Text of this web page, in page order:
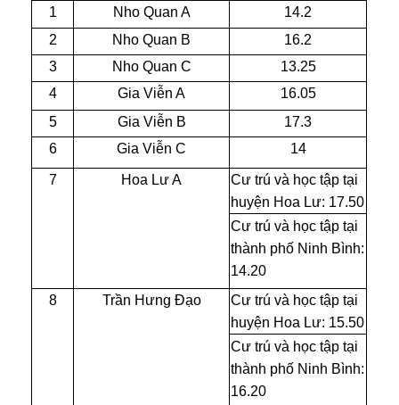
1
Nho Quan A
14.2
2
Nho Quan B
16.2
3
Nho Quan C
13.25
4
Gia Viễn A
16.05
5
Gia Viễn B
17.3
6
Gia Viễn C 14
7 Hoa Lư A
Cư trú và học tập tại
huyện Hoa Lư: 17.50
Cư trú và học tập tại
thành phố Ninh Bình:
14.20
8
Trần Hưng Đạo
Cư trú và học tập tại
huyện Hoa Lư: 15.50
Cư trú và học tập tại
thành phố Ninh Bình:
16.20